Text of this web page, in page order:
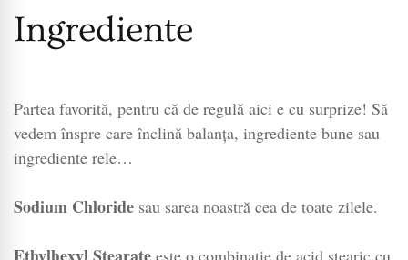
Ingrediente
Partea favorită, pentru că de regulă aici e cu surprize! Să
vedem înspre care înclină balanța, ingrediente bune sau
ingrediente rele…
Sodium Chloride sau sarea noastră cea de toate zilele.
este o combinație de acid stearic cu